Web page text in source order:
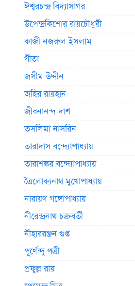
ঈশ্বরচন্দ্র বিদ্যাসাগর
উপেন্দ্রকিশোর রায়চৌধুরী
কাজী নজরুল ইসলাম
গীতা
জসীম উদ্দীন
জহির রায়হান
জীবনানন্দ দাশ
তসলিমা নাসরিন
তারাদাস বন্দ্যোপাধ্যায়
তারাশঙ্কর বন্দ্যোপাধ্যায়
ত্রৈলোক্যনাথ মুখোপাধ্যায়
নারায়ণ গঙ্গোপাধ্যায়
নীরেন্দ্রনাথ চক্রবর্তী
নীহাররঞ্জন গুপ্ত
পূর্ণেন্দু পত্রী
প্রফুল্ল রায়